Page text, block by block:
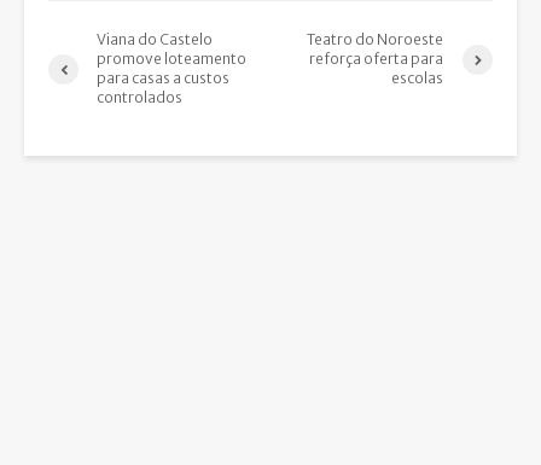
Viana do Castelo
promove loteamento
para casas a custos
controlados
Teatro do Noroeste
reforça oferta para
escolas